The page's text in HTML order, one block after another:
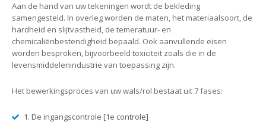
Aan de hand van uw tekeningen wordt de bekleding
samengesteld. In overleg worden de maten, het materiaalsoort, de
hardheid en slijtvastheid, de temeratuur- en
chemicaliënbestendigheid bepaald. Ook aanvullende eisen
worden besproken, bijvoorbeeld toxiciteit zoals die in de
levensmiddelenindustrie van toepassing zijn.
Het bewerkingsproces van uw wals/rol bestaat uit 7 fases:
1. De ingangscontrole [1e controle]